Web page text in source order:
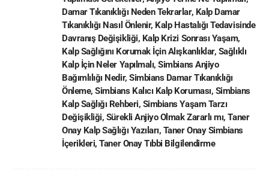
Damar Tıkanıklığı Neden Tekrarlar, Kalp Damar
Tıkanıklığı Nasıl Önlenir, Kalp Hastalığı Tedavisinde
Davranış Değişikliği, Kalp Krizi Sonrası Yaşam,
Kalp Sağlığını Korumak İçin Alışkanlıklar, Sağlıklı
Kalp İçin Neler Yapılmalı,Simbians Anjiyo
Bağımlılığı Nedir,Simbians Damar Tıkanıklığı
Önleme,Simbians Kalıcı Kalp Koruması, Simbians
Kalp Sağlığı Rehberi, Simbians Yaşam Tarzı
Değişikliği, Sürekli Anjiyo Olmak Zararlı mı,Taner
Onay Kalp Sağlığı Yazıları, Taner Onay Simbians
İçerikleri,Taner Onay Tıbbi Bilgilendirme